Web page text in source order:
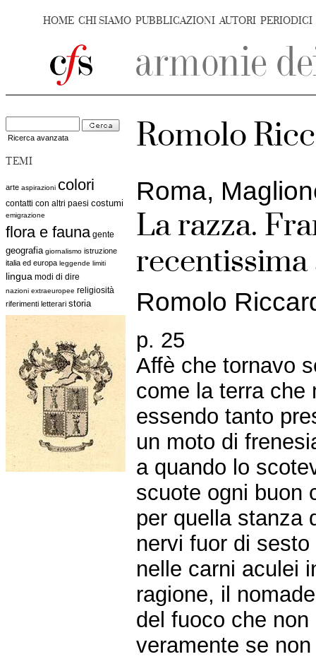
HOME CHI SIAMO PUBBLICAZIONI AUTORI PERIODICI
Ricerca avanzata
TEMI
arte aspirazioni colori
contatti con altri paesi costumi
emigrazione
flora e fauna gente
geografia giornalismo istruzione
italia ed europa leggende limiti
lingua modi di dire
nazioni extraeuropee religiosità
riferimenti letterari storia
Romolo
Roma,
La razza.
Romolo
p. 25
Affè che tornavo
come la terra che
essendo tanto
un moto di
a quando lo
scuote ogni buon
per quella stanza
nervi fuor di
nelle carni aculei
ragione, il
del fuoco che
veramente se